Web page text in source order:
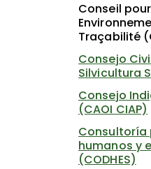
Conseil
Traçabilité
Consejo
Silvicultura
Consejo
(CAOI CIAP)
Consultoría
humanos y
(CODHES)